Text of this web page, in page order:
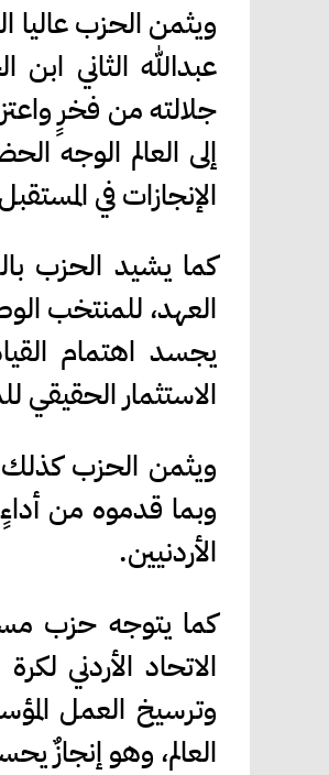
ويثمن الحزب عاليا
عبدالله الثاني
جلالته من فخرٍ
إلى العالم الوجه
الإنجازات في
كما يشيد الحزب
العهد، للمنتخب
يجسد اهتمام
الاستثمار الحقيقي
ويثمن الحزب كذلك
وبما قدموه من
الأردنيين.
كما يتوجه حزب
الاتحاد الأردني
وترسيخ العمل
العالم، وهو إنجازٌ